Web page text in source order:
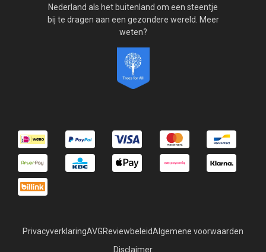
Nederland als het buitenland om een steentje
bij te dragen aan een gezondere wereld. Meer
weten?
PrivacyverklaringAVGReviewbeleidAlgemene voorwaarden
Disclaimer